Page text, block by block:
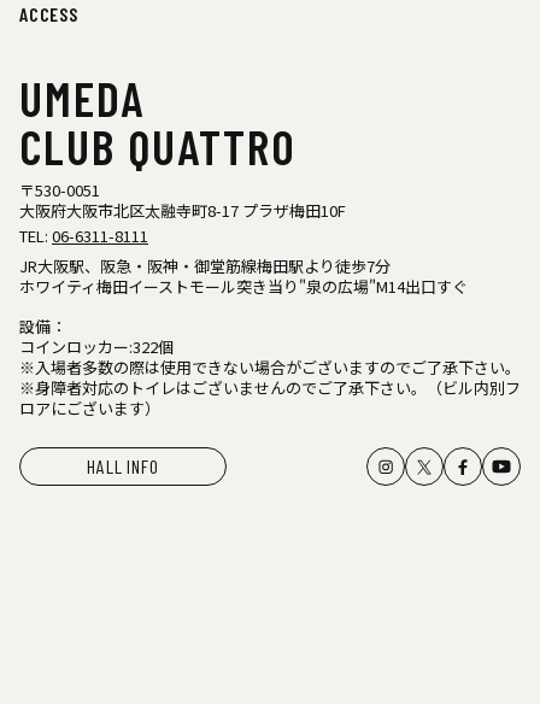
ACCESS
UMEDA
CLUB QUATTRO
〒530-0051
大阪府大阪市北区太融寺町8-17 プラザ梅田10F
TEL: 06-6311-8111
JR大阪駅、阪急・阪神・御堂筋線梅田駅より徒歩7分
ホワイティ梅田イーストモール突き当り"泉の広場"M14出口すぐ
設備：
コインロッカー:322個
※入場者多数の際は使用できない場合がございますのでご了承下さい。
※身障者対応のトイレはございませんのでご了承下さい。（ビル内別フ
ロアにございます）
HALL INFO